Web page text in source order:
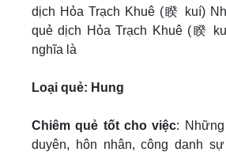
dịch Hỏa Trạch Khuê (睽 kuí)
quẻ dịch Hỏa Trạch Khuê (睽
nghĩa là
Loại quẻ: Hung
Chiêm quẻ tốt cho việc:
duyên, hôn nhân, công danh